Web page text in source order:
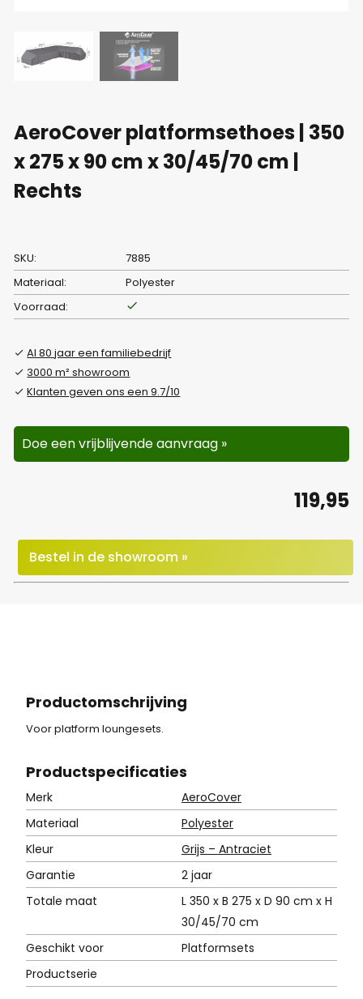
AeroCover platformsethoes | 350
x 275 x 90 cm x 30/45/70 cm |
Rechts
SKU:
7885
Materiaal:
Polyester
Voorraad:
Al 80 jaar een familiebedrijf
3000 m² showroom
Klanten geven ons een 9.7/10
Doe een vrijblijvende aanvraag »
119,95
Bestel in de showroom »
Productomschrijving
Voor platform loungesets.
Productspecificaties
Merk
AeroCover
Materiaal
Polyester
Kleur
Grijs – Antraciet
Garantie
2 jaar
Totale maat
L 350 x B 275 x D 90 cm x H
30/45/70 cm
Geschikt voor
Platformsets
Productserie